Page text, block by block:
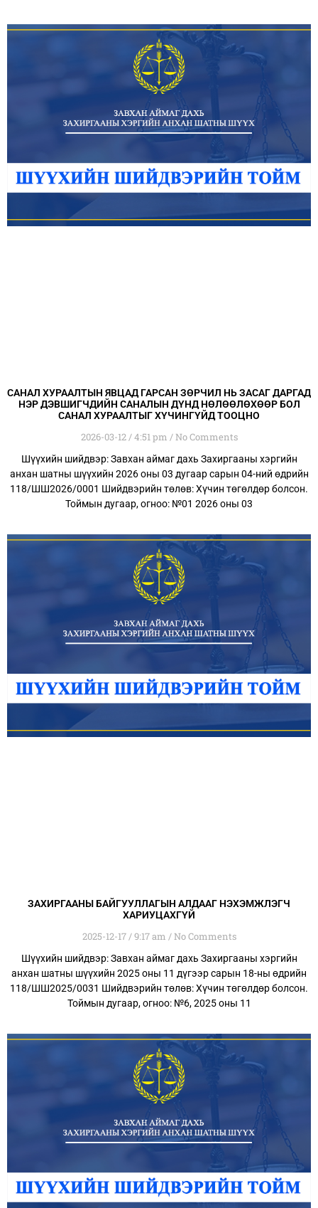
САНАЛ ХУРААЛТЫН ЯВЦАД ГАРСАН ЗӨРЧИЛ НЬ ЗАСАГ ДАРГАД
НЭР ДЭВШИГЧДИЙН САНАЛЫН ДҮНД НӨЛӨӨЛӨХӨӨР БОЛ
САНАЛ ХУРААЛТЫГ ХҮЧИНГҮЙД ТООЦНО
2026-03-12 4:51 pm No Comments
Шүүхийн шийдвэр: Завхан аймаг дахь Захиргааны хэргийн
анхан шатны шүүхийн 2026 оны 03 дугаар сарын 04-ний өдрийн
118/ШШ2026/0001 Шийдвэрийн төлөв: Хүчин төгөлдөр болсон.
Тоймын дугаар, огноо: №01 2026 оны 03
ЗАХИРГААНЫ БАЙГУУЛЛАГЫН АЛДААГ НЭХЭМЖЛЭГЧ
ХАРИУЦАХГҮЙ
2025-12-17 9:17 am No Comments
Шүүхийн шийдвэр: Завхан аймаг дахь Захиргааны хэргийн
анхан шатны шүүхийн 2025 оны 11 дүгээр сарын 18-ны өдрийн
118/ШШ2025/0031 Шийдвэрийн төлөв: Хүчин төгөлдөр болсон.
Тоймын дугаар, огноо: №6, 2025 оны 11